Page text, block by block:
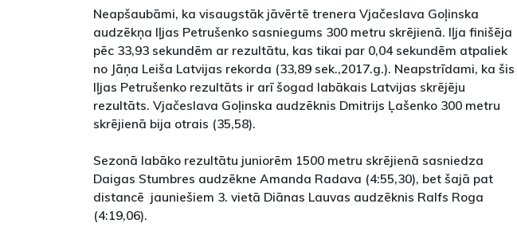
Neapšaubāmi, ka visaugstāk jāvērtē trenera Vjačeslava Goļinska
audzēkņa Iļjas Petrušenko sasniegums 300 metru skrējienā. Iļja finišēja
pēc 33,93 sekundēm ar rezultātu, kas tikai par 0,04 sekundēm atpaliek
no Jāņa Leiša Latvijas rekorda (33,89 sek.,2017.g.). Neapstrīdami, ka šis
Iļjas Petrušenko rezultāts ir arī šogad labākais Latvijas skrējēju
rezultāts. Vjačeslava Goļinska audzēknis Dmitrijs Ļašenko 300 metru
skrējienā bija otrais (35,58).
Sezonā labāko rezultātu juniorēm 1500 metru skrējienā sasniedza
Daigas Stumbres audzēkne Amanda Radava (4:55,30), bet šajā pat
distancē jauniešiem 3. vietā Diānas Lauvas audzēknis Ralfs Roga
(4:19,06).